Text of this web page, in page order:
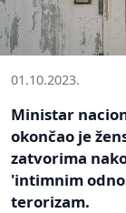
01.10.2023.
Ministar
okončao je
zatvorima
'intimnim
terorizam.